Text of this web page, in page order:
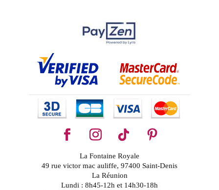
La Fontaine Royale
49 rue victor mac auliffe, 97400 Saint-Denis
La Réunion
Lundi : 8h45-12h et 14h30-18h